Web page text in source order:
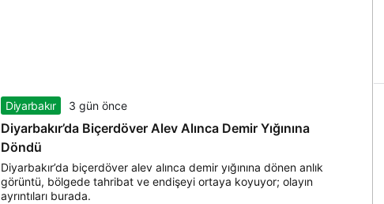
Diyarbakır 3 gün önce
Diyarbakır’da Biçerdöver Alev Alınca Demir Yığınına
Döndü
Diyarbakır’da biçerdöver alev alınca demir yığınına dönen anlık
görüntü, bölgede tahribat ve endişeyi ortaya koyuyor; olayın
ayrıntıları burada.